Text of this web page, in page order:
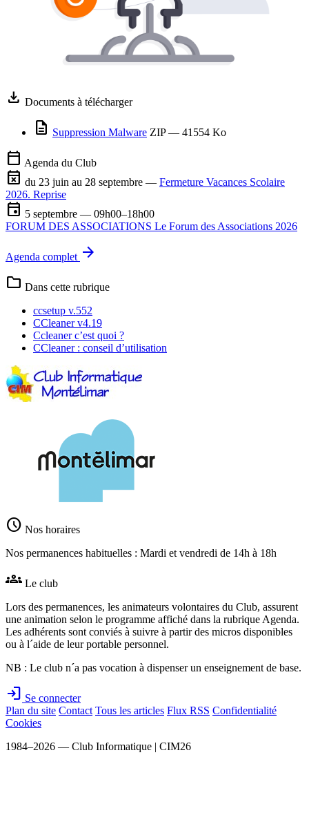
download Documents à télécharger
description Suppression Malware ZIP— 41554 Ko
calendar_today Agenda du Club
event_busy du 23 juin au 28 septembre — Fermeture Vacances Scolaire
2026. Reprise
event 5 septembre — 09h00–18h00
FORUM DES ASSOCIATIONS Le Forum des Associations 2026
Agenda complet arrow_forward
folder Dans cette rubrique
ccsetup v.552
CCleaner v4.19
Ccleaner c’est quoi ?
CCleaner : conseil d’utilisation
schedule Nos horaires
Nos permanences habituelles : Mardi et vendredi de 14h à 18h
groups Le club
Lors des permanences, les animateurs volontaires du Club, assurent
une animation selon le programme affiché dans la rubrique Agenda.
Les adhérents sont conviés à suivre à partir des micros disponibles
ou à l´aide de leur portable personnel.
NB : Le club n´a pas vocation à dispenser un enseignement de base.
login Se connecter
Plan du site Contact Tous les articles Flux RSS Confidentialité
Cookies
1984–2026 — Club Informatique | CIM26